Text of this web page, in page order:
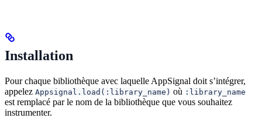
Installation
Pour chaque bibliothèque avec laquelle AppSignal doit s’intégrer,
appelez Appsignal.load(:library_name) où :library_name
est remplacé par le nom de la bibliothèque que vous souhaitez
instrumenter.